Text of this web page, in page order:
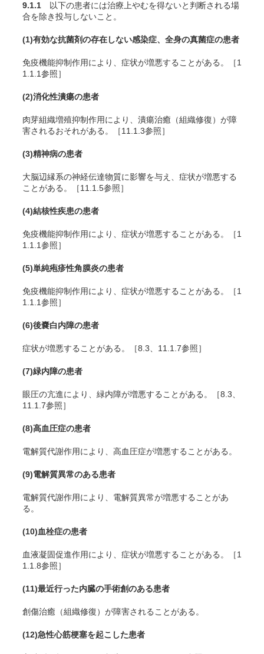
9.1.1 以下の患者には治療上やむを得ないと判断される場
合を除き投与しないこと。
(1)有効な抗菌剤の存在しない感染症、全身の真菌症の患者
免疫機能抑制作用により、症状が増悪することがある。［1
1.1.1参照］
(2)消化性潰瘍の患者
肉芽組織増殖抑制作用により、潰瘍治癒（組織修復）が障
害されるおそれがある。［11.1.3参照］
(3)精神病の患者
大脳辺縁系の神経伝達物質に影響を与え、症状が増悪する
ことがある。［11.1.5参照］
(4)結核性疾患の患者
免疫機能抑制作用により、症状が増悪することがある。［1
1.1.1参照］
(5)単純疱疹性角膜炎の患者
免疫機能抑制作用により、症状が増悪することがある。［1
1.1.1参照］
(6)後嚢白内障の患者
症状が増悪することがある。［8.3、11.1.7参照］
(7)緑内障の患者
眼圧の亢進により、緑内障が増悪することがある。［8.3、
11.1.7参照］
(8)高血圧症の患者
電解質代謝作用により、高血圧症が増悪することがある。
(9)電解質異常のある患者
電解質代謝作用により、電解質異常が増悪することがあ
る。
(10)血栓症の患者
血液凝固促進作用により、症状が増悪することがある。［1
1.1.8参照］
(11)最近行った内臓の手術創のある患者
創傷治癒（組織修復）が障害されることがある。
(12)急性心筋梗塞を起こした患者